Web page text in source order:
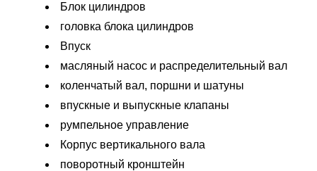
Блок цилиндров
головка блока цилиндров
Впуск
масляный насос и распределительный вал
коленчатый вал, поршни и шатуны
впускные и выпускные клапаны
румпельное управление
Корпус вертикального вала
поворотный кронштейн